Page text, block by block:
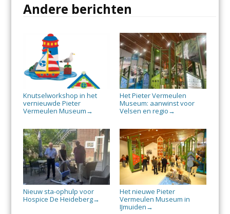
Andere berichten
Knutselworkshop in het
vernieuwde Pieter
Vermeulen Museum →
Het Pieter Vermeulen
Museum: aanwinst voor
Velsen en regio →
Nieuw sta-ophulp voor
Hospice De Heideberg→
Het nieuwe Pieter
Vermeulen Museum in
IJmuiden →